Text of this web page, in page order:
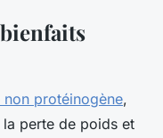
non protéinogène,
perte de poids et